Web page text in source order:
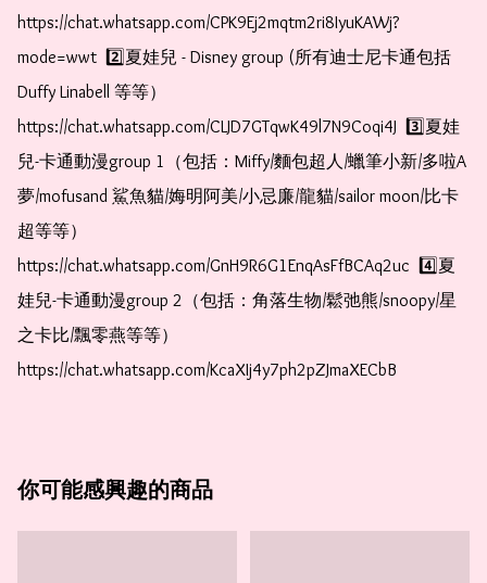
https://chat.whatsapp.com/CPK9Ej2mqtm2ri8IyuKAWj?
mode=wwt  2️⃣夏娃兒 - Disney group (所有迪士尼卡通包括
Duffy Linabell 等等）
https://chat.whatsapp.com/CLJD7GTqwK49l7N9Coqi4J  3️⃣夏娃
兒-卡通動漫group 1（包括：Miffy/麵包超人/蠟筆小新/多啦A
夢/mofusand 鯊魚貓/娒明阿美/小忌廉/龍貓/sailor moon/比卡
超等等）
https://chat.whatsapp.com/GnH9R6G1EnqAsFfBCAq2uc  4️⃣夏
娃兒-卡通動漫group 2（包括：角落生物/鬆弛熊/snoopy/星
之卡比/飄零燕等等）
https://chat.whatsapp.com/KcaXIj4y7ph2pZJmaXECbB
你可能感興趣的商品